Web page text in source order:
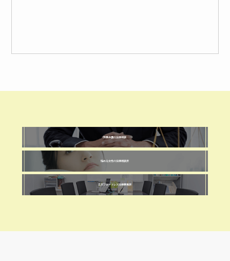
刑事弁護の法律相談
悩める女性の法律相談所
立川フォートレス法律事務所